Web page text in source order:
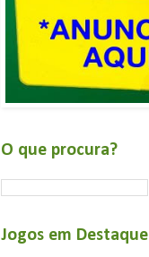
O que procura?
Jogos em Destaque